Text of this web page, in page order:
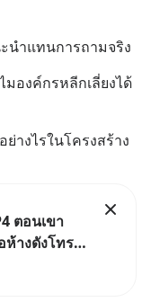
นำแทนการถามจริง
องค์กรหลีกเลี่ยงได้
างไรในโครงสร้าง
ตอนเขา
ห้างดังโทร
งเคลมสินค้า